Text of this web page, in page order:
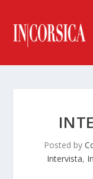
Posted by
Intervista,